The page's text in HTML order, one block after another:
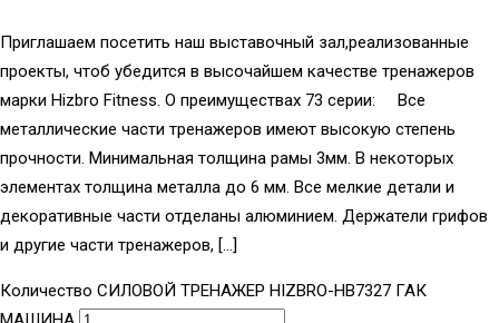
Приглашаем посетить наш выставочный зал,реализованные
проекты, чтоб убедится в высочайшем качестве тренажеров
марки Hizbro Fitness. О преимуществах 73 серии: Все
металлические части тренажеров имеют высокую степень
прочности. Минимальная толщина рамы 3мм. В некоторых
элементах толщина металла до 6 мм. Все мелкие детали и
декоративные части отделаны алюминием. Держатели грифов
и другие части тренажеров, […]
Количество СИЛОВОЙ ТРЕНАЖЕР HIZBRO-HB7327 ГАК